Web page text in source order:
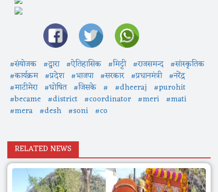
#संयोजक #द्वारा #ऐतिहासिक #मिट्टी #राजसमन्द #सांस्कृतिक
#कार्यक्रम #प्रदेश #भाजपा #सरकार #प्रधानमंत्री #नरेंद्र
#माटीमेरा #घोषित #जिसके # #dheeraj #purohit
#became #district #coordinator #meri #mati
#mera #desh #soni #co
RELATED NEWS